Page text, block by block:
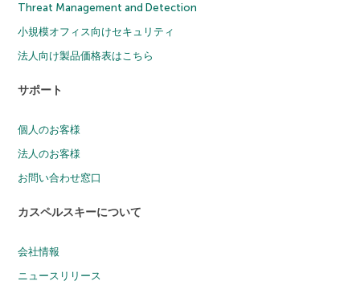
Threat Management and Detection
小規模オフィス向けセキュリティ
法人向け製品価格表はこちら
サポート
個人のお客様
法人のお客様
お問い合わせ窓口
カスペルスキーについて
会社情報
ニュースリリース